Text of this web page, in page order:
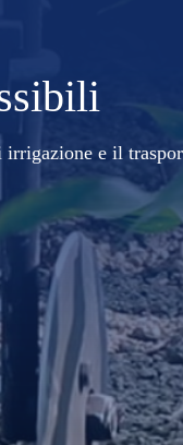
e il